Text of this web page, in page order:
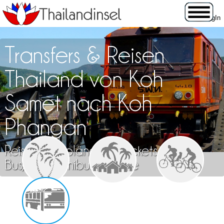
Transfers & Reisen
Thailand von Koh
Samet nach Koh
Phangan
Reisen, Fahrpläne und Tickets für Zug,
Bus, Flug, Minibus & Fähre